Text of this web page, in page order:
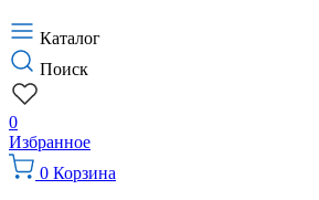
Каталог
Поиск
0
Избранное
0 Корзина